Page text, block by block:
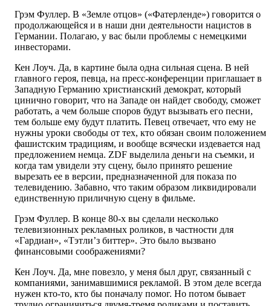
Грэм Фуллер. В «Земле отцов» («Фатерленде») говорится о
продолжающейся и в наши дни деятельности нацистов в
Германии. Полагаю, у вас были проблемы с немецкими
инвесторами.
Кен Лоуч. Да, в картине была одна сильная сцена. В ней
главного героя, певца, на пресс-конференции приглашает в
Западную Германию христианский демократ, который
цинично говорит, что на Западе он найдет свободу, сможет
работать, а чем больше споров будут вызывать его песни,
тем больше ему будут платить. Певец отвечает, что ему не
нужны уроки свободы от тех, кто обязан своим положением
фашистским традициям, и вообще всячески издевается над
предложением немца. ZDF выделила деньги на съемки, и
когда там увидели эту сцену, было принято решение
вырезать ее в версии, предназначенной для показа по
телевидению. Забавно, что таким образом ликвидировали
единственную приличную сцену в фильме.
Грэм Фуллер. В конце 80-х вы сделали несколько
телевизионных рекламных роликов, в частности для
«Гардиан», «Тэтли’з биттер». Это было вызвано
финансовыми соображениями?
Кен Лоуч. Да, мне повезло, у меня был друг, связанный с
компаниями, занимавшимися рекламой. В этом деле всегда
нужен кто-то, кто бы поначалу помог. Но потом бывает